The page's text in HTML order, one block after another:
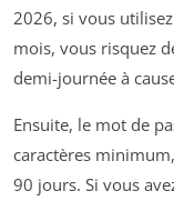
2026, si vous
mois, vous risquez
demi-journée à
Ensuite, le mot de
caractères
90 jours. Si vous